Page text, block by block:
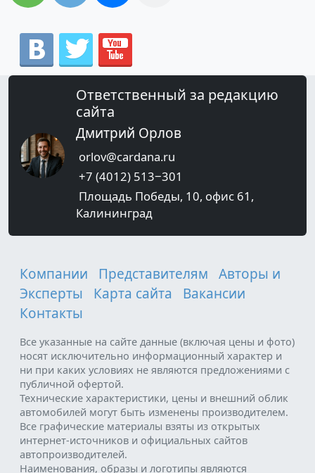
Ответственный за редакцию
сайта
Дмитрий Орлов
orlov@cardana.ru
+7 (4012) 513‒301
Площадь Победы, 10, офис 61,
Калининград
Компании Представителям
Авторы и
Эксперты
Карта сайта
Вакансии
Контакты
Все указанные на сайте данные (включая цены и фото)
носят исключительно информационный характер и
ни при каких условиях не являются предложениями с
публичной офертой.
Технические характеристики, цены и внешний облик
автомобилей могут быть изменены производителем.
Все графические материалы взяты из открытых
интернет-источников и официальных сайтов
автопроизводителей.
Наименования, образы и логотипы являются